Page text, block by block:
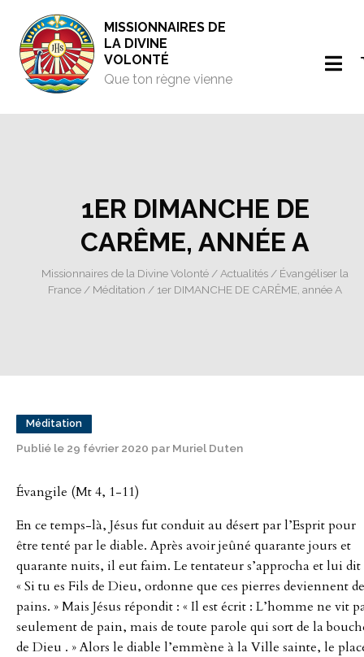
MISSIONNAIRES DE
LA DIVINE
VOLONTÉ
Que ton règne vienne
1ER DIMANCHE DE
CARÊME, ANNÉE A
Missionnaires de la Divine Volonté / Actualités / Évangéliser la
France / Méditation / 1er DIMANCHE DE CARÊME, année A
Méditation
Publié le 29 février 2020 par Muriel Duten
Évangile (Mt 4, 1-11)
En ce temps-là, Jésus fut conduit au désert par l’Esprit pour
être tenté par le diable. Après avoir jeûné quarante jours et
quarante nuits, il eut faim. Le tentateur s’approcha et lui dit
« Si tu es Fils de Dieu, ordonne que ces pierres deviennent
pains. » Mais Jésus répondit : « Il est écrit : L’homme ne vit
seulement de pain, mais de toute parole qui sort de la
de Dieu . » Alors le diable l’emmène à la Ville sainte, le